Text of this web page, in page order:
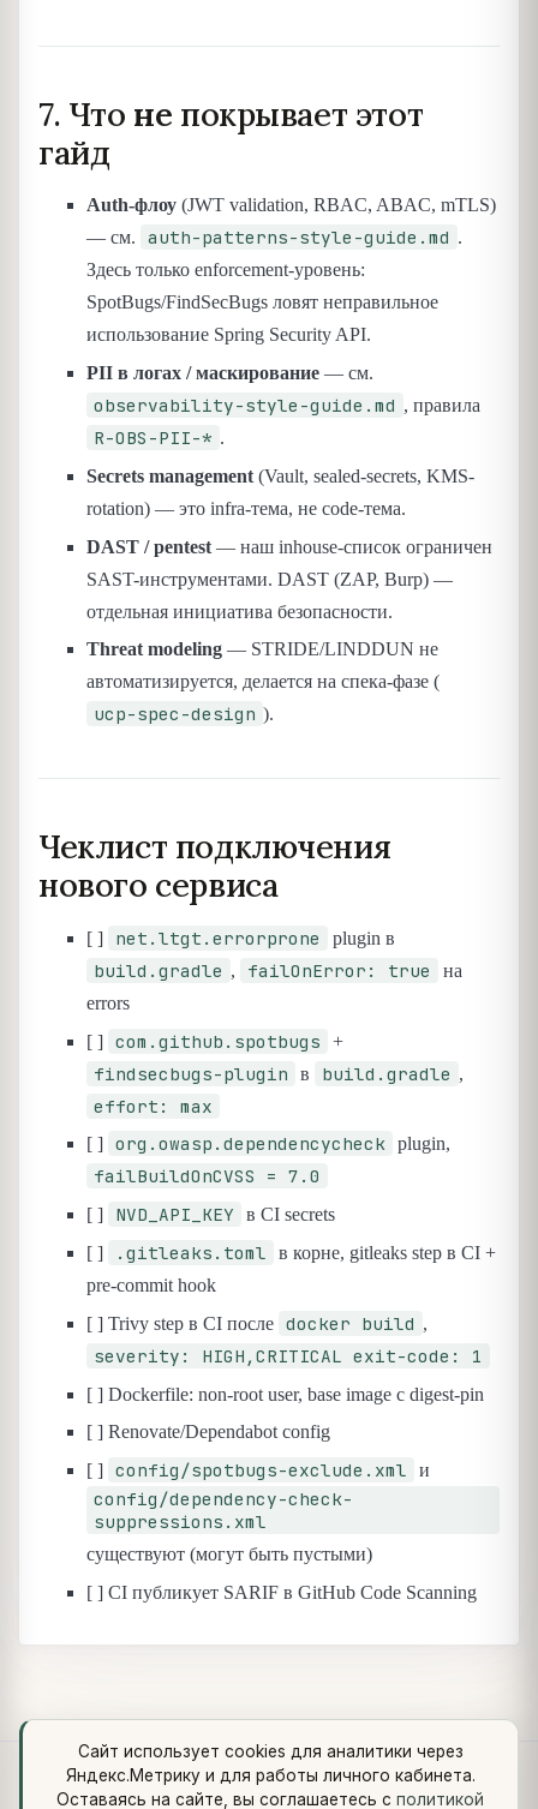
7. Что не покрывает этот
гайд
Auth-флоу (JWT validation, RBAC, ABAC, mTLS)
— см.
auth-patterns-style-guide.md .
Здесь только enforcement-уровень:
SpotBugs/FindSecBugs ловят неправильное
использование Spring Security API.
PII в логах / маскирование — см.
observability-style-guide.md , правила
R-OBS-PII-* .
Secrets management (Vault, sealed-secrets, KMS-
rotation) — это infra-тема, не code-тема.
DAST / pentest — наш inhouse-список ограничен
SAST-инструментами. DAST (ZAP, Burp) —
отдельная инициатива безопасности.
Threat modeling — STRIDE/LINDDUN не
автоматизируется, делается на спека-фазе (
ucp-spec-design ).
Чеклист подключения
нового сервиса
[ ] net.ltgt.errorprone plugin в
build.gradle , failOnError: true
на
errors
[ ] com.github.spotbugs +
findsecbugs-plugin в build.gradle ,
effort: max
[ ] org.owasp.dependencycheck plugin,
failBuildOnCVSS = 7.0
[ ] NVD_API_KEY
в CI secrets
[ ]
.gitleaks.toml
в корне, gitleaks step в CI +
pre-commit hook
[ ] Trivy step в CI после docker build ,
severity: HIGH,CRITICAL exit-code: 1
[ ] Dockerfile: non-root user, base image с digest-pin
[ ] Renovate/Dependabot config
[ ] config/spotbugs-exclude.xml и
config/dependency-check-
suppressions.xml
существуют (могут быть пустыми)
[ ] CI публикует SARIF в GitHub Code Scanning
Что нового Стандарты Сквозной кейс
Сайт использует cookies для аналитики через
Яндекс.Метрику и для работы личного кабинета.
Оставаясь на сайте, вы соглашаетесь с политикой